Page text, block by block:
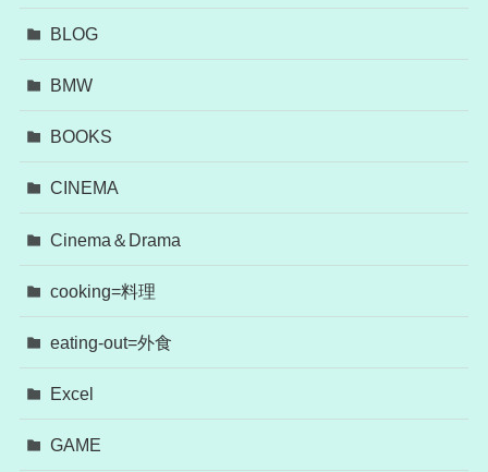
BLOG
BMW
BOOKS
CINEMA
Cinema＆Drama
cooking=料理
eating-out=外食
Excel
GAME